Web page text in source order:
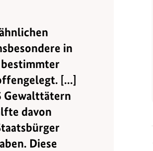
in
[...]
Gewalttätern
davon
Diese